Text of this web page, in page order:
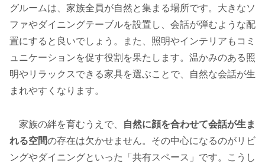
グルームは、家族全員が自然と集まる場所です。大きなソ
ファやダイニングテーブルを設置し、会話が弾むような配
置にすると良いでしょう。また、照明やインテリアもコミ
ュニケーションを促す役割を果たします。温かみのある照
明やリラックスできる家具を選ぶことで、自然な会話が生
まれやすくなります。
家族の絆を育むうえで、
自然に顔を合わせて会話が生ま
れる空間の存在は欠かせません。その中心になるのがリビ
ングやダイニングといった「共有スペース」です。こうし